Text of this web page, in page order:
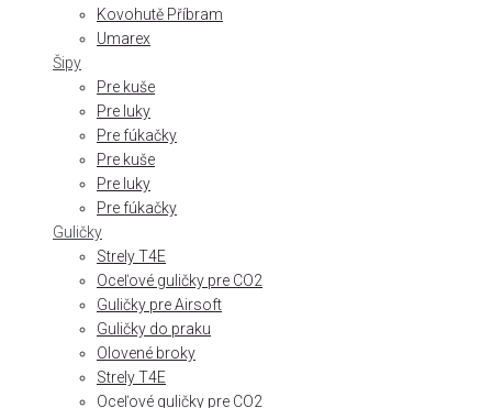
Kovohutě Příbram
Umarex
Šipy
Pre kuše
Pre luky
Pre fúkačky
Pre kuše
Pre luky
Pre fúkačky
Guličky
Strely T4E
Oceľové guličky pre CO2
Guličky pre Airsoft
Guličky do praku
Olovené broky
Strely T4E
Oceľové guličky pre CO2